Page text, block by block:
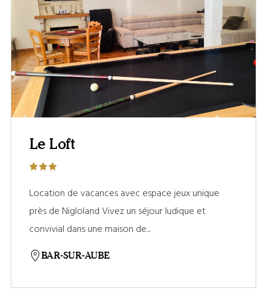
Le Loft
Location de vacances avec espace jeux unique
près de Nigloland Vivez un séjour ludique et
convivial dans une maison de...
BAR-SUR-AUBE